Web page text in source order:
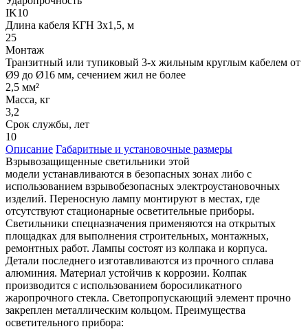
IK10
Длина кабеля КГН 3х1,5, м
25
Монтаж
Транзитный или тупиковый 3-х жильным круглым кабелем от
Ø9 до Ø16 мм, сечением жил не более
2,5 мм²
Масса, кг
3,2
Срок службы, лет
10
Описание Габаритные и установочные размеры
Взрывозащищенные светильники этой
модели устанавливаются в безопасных зонах либо с
использованием взрывобезопасных электроустановочных
изделий. Переносную лампу монтируют в местах, где
отсутствуют стационарные осветительные приборы.
Светильники спецназначения применяются на открытых
площадках для выполнения строительных, монтажных,
ремонтных работ. Лампы состоят из колпака и корпуса.
Детали последнего изготавливаются из прочного сплава
алюминия. Материал устойчив к коррозии. Колпак
производится с использованием боросиликатного
жаропрочного стекла. Светопропускающий элемент прочно
закреплен металлическим кольцом. Преимущества
осветительного прибора: